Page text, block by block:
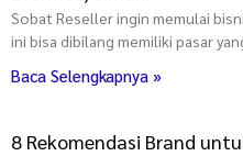
Sobat Reseller ingin memulai
ini bisa dibilang memiliki pasar
Baca Selengkapnya »
8 Rekomendasi Brand